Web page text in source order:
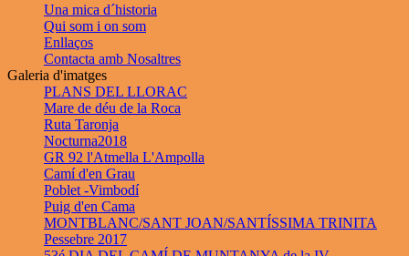
Una mica d´historia
Qui som i on som
Enllaços
Contacta amb Nosaltres
Galeria d'imatges
PLANS DEL LLORAC
Mare de déu de la Roca
Ruta Taronja
Nocturna2018
GR 92 l'Atmella L'Ampolla
Camí d'en Grau
Poblet -Vimbodí
Puig d'en Cama
MONTBLANC/SANT JOAN/SANTÍSSIMA TRINITA
Pessebre 2017